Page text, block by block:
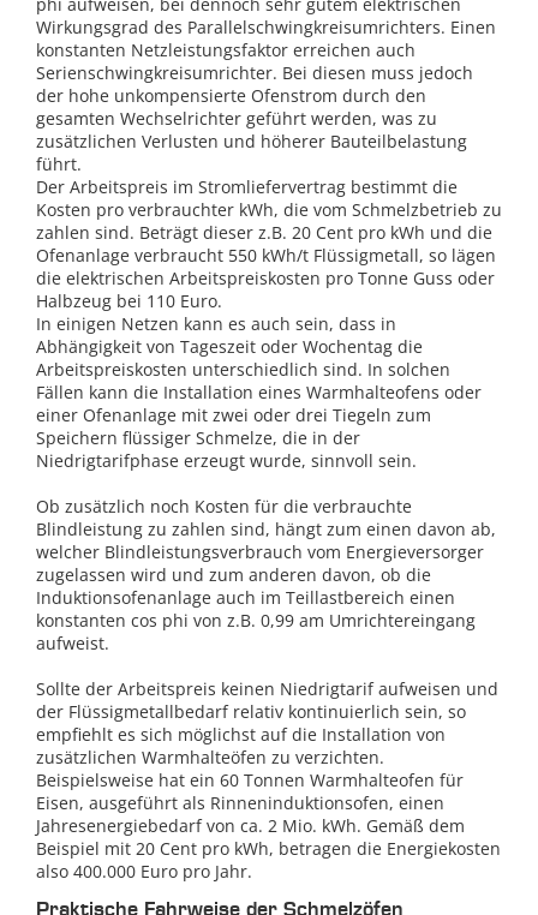
Wirkungsgrad des Parallelschwingkreisumrichters. Einen
konstanten Netzleistungsfaktor erreichen auch
Serienschwingkreisumrichter. Bei diesen muss jedoch
der hohe unkompensierte Ofenstrom durch den
gesamten Wechselrichter geführt werden, was zu
zusätzlichen Verlusten und höherer Bauteilbelastung
führt.
Der Arbeitspreis im Stromliefervertrag bestimmt die
Kosten pro verbrauchter kWh, die vom Schmelzbetrieb zu
zahlen sind. Beträgt dieser z.B. 20 Cent pro kWh und die
Ofenanlage verbraucht 550 kWh/t Flüssigmetall, so lägen
die elektrischen Arbeitspreiskosten pro Tonne Guss oder
Halbzeug bei 110 Euro.
In einigen Netzen kann es auch sein, dass in
Abhängigkeit von Tageszeit oder Wochentag die
Arbeitspreiskosten unterschiedlich sind. In solchen
Fällen kann die Installation eines Warmhalteofens oder
einer Ofenanlage mit zwei oder drei Tiegeln zum
Speichern flüssiger Schmelze, die in der
Niedrigtarifphase erzeugt wurde, sinnvoll sein.
Ob zusätzlich noch Kosten für die verbrauchte
Blindleistung zu zahlen sind, hängt zum einen davon ab,
welcher Blindleistungsverbrauch vom Energieversorger
zugelassen wird und zum anderen davon, ob die
Induktionsofenanlage auch im Teillastbereich einen
konstanten cos phi von z.B. 0,99 am Umrichtereingang
aufweist.
Sollte der Arbeitspreis keinen Niedrigtarif aufweisen und
der Flüssigmetallbedarf relativ kontinuierlich sein, so
empfiehlt es sich möglichst auf die Installation von
zusätzlichen Warmhalteöfen zu verzichten.
Beispielsweise hat ein 60 Tonnen Warmhalteofen für
Eisen, ausgeführt als Rinneninduktionsofen, einen
Jahresenergiebedarf von ca. 2 Mio. kWh. Gemäß dem
Beispiel mit 20 Cent pro kWh, betragen die Energiekosten
also 400.000 Euro pro Jahr.
Praktische Fahrweise der Schmelzöfen